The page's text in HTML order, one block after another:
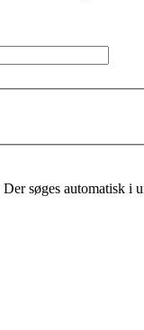
søges automatisk i